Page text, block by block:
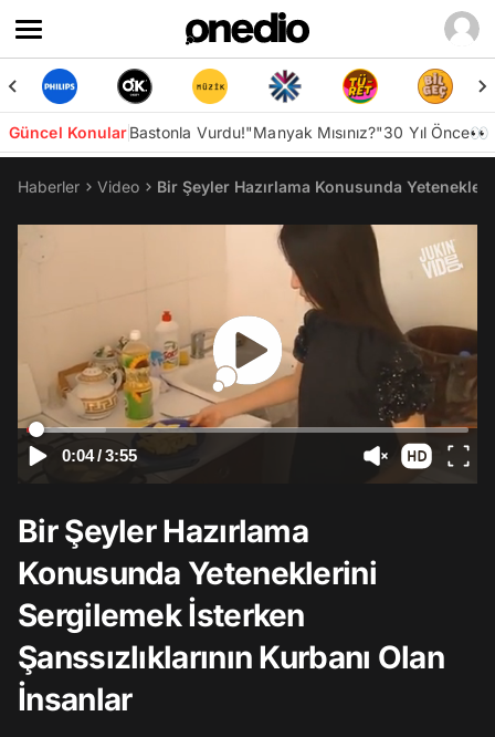
Güncel KonularBastonla Vurdu!"Manyak Mısınız?"30 Yıl Önce👀
Haberler Video Bir Şeyler Hazırlama Konusunda
0:04/3:55
Bir Şeyler Hazırlama
Konusunda Yeteneklerini
Sergilemek İsterken
Şanssızlıklarının Kurbanı Olan
İnsanlar